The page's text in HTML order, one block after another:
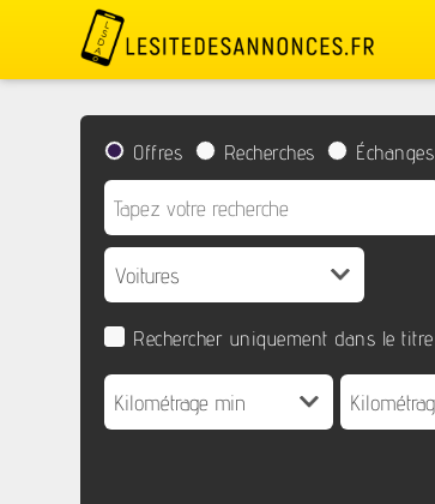
Offres Recherches Échanges
Rechercher uniquement dans le titre